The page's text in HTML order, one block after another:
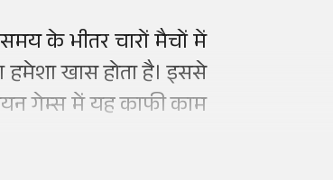
के भीतर चारों मैचों में
हमेशा खास होता है। इससे
गेम्स में यह काफी काम